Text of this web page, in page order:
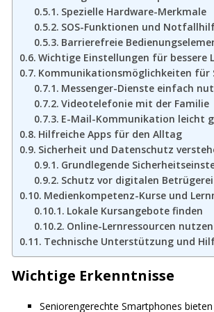
Spezielle Hardware-Merkmale
SOS-Funktionen und
Barrierefreie
Wichtige Einstellungen für bessere
Kommunikationsmöglichkeiten für
Messenger-Dienste einfach
Videotelefonie mit der Familie
E-Mail-Kommunikation leicht
Hilfreiche Apps für den Alltag
Sicherheit und Datenschutz
Grundlegende
Schutz vor digitalen
Medienkompetenz-Kurse und
Lokale Kursangebote finden
Online-Lernressourcen nutzen
Technische Unterstützung und
Wichtige Erkenntnisse
Seniorengerechte Smartphones